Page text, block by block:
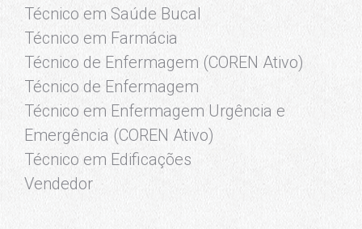
Técnico em Saúde Bucal
Técnico em Farmácia
Técnico de Enfermagem (COREN Ativo)
Técnico de Enfermagem
Técnico em Enfermagem Urgência e
Emergência (COREN Ativo)
Técnico em Edificações
Vendedor